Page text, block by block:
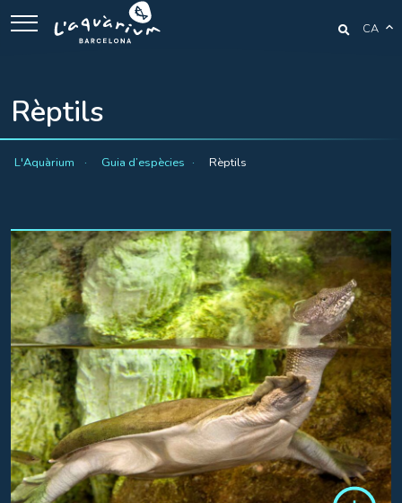
CA
Rèptils
L'Aquàrium Guia d’espècies Rèptils